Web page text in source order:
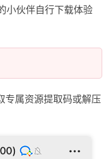
小伙伴自行下载体验
专属资源提取码或解压